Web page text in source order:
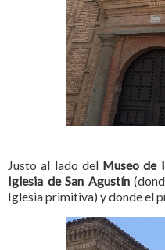
Justo al lado del Museo de
Iglesia de San Agustín
Iglesia primitiva) y donde el